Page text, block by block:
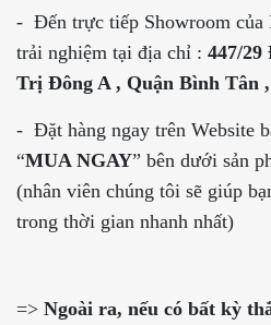
- Đến trực tiếp Showroom của
trải nghiệm tại địa chỉ : 447/
Trị Đông A , Quận Bình Tân
- Đặt hàng ngay trên Website
“MUA NGAY” bên dưới sản
(nhân viên chúng tôi sẽ giúp
trong thời gian nhanh nhất)
=> Ngoài ra, nếu có bất kỳ